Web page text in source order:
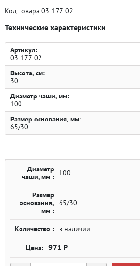
Код товара 03-177-02
Технические характеристики
Артикул:
03-177-02
Высота, см:
30
Диаметр чаши, мм:
100
Размер основания, мм:
65/30
Диаметр
чаши, мм :
100
Размер
основания,
мм :
65/30
Количество : в наличии
971 ₽